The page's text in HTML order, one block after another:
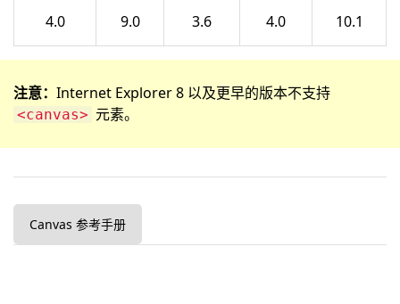
4.0 9.0 3.6 4.0 10.1
注意： Internet Explorer 8 以及更早的版本不支持
<canvas> 元素。
Canvas 参考手册